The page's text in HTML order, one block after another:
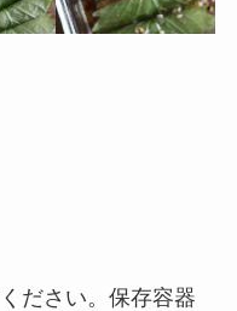
ださい。保存容器